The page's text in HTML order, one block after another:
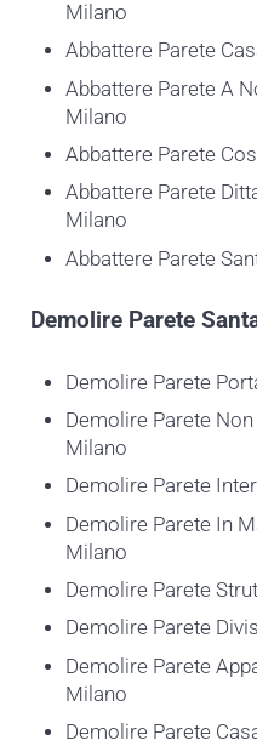
Milano
Abbattere Parete
Abbattere Parete A
Milano
Abbattere Parete
Abbattere Parete
Milano
Abbattere Parete
DemolireParete
Demolire Parete
Demolire Parete
Milano
Demolire Parete
Demolire Parete In
Milano
Demolire Parete
Demolire Parete
Demolire Parete
Milano
Demolire Parete